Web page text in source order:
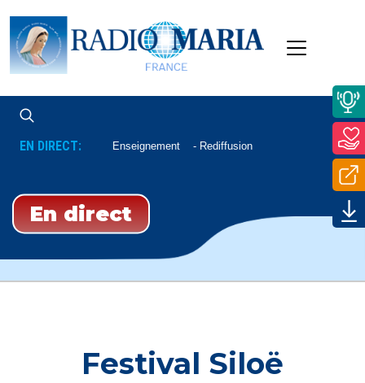
EN DIRECT: Enseignement Rediffusion
En direct
Festival Siloë